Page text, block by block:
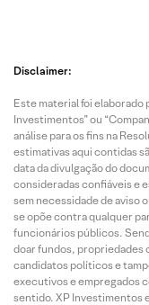
Disclaimer:
Este material foi elaborado
Investimentos” ou
análise para os fins na
estimativas aqui contidas
data da divulgação do
consideradas confiáveis e
sem necessidade de aviso
se opõe contra qualquer
funcionários públicos.
doar fundos, propriedades
candidatos políticos e
executivos e empregados
sentido. XP Investimentos